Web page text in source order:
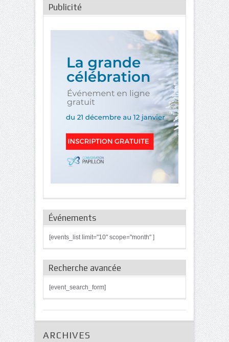
Publicité
Événements
[events_list limit="10" scope="month" ]
Recherche avancée
[event_search_form]
ARCHIVES